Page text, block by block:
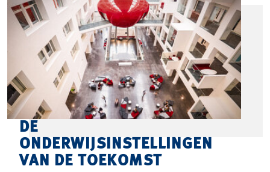
DE
ONDERWIJSINSTELLINGEN
VAN DE TOEKOMST